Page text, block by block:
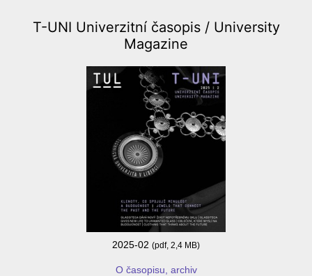
T-UNI Univerzitní časopis / University
Magazine
2025-02 (pdf, 2,4 MB)
O časopisu, archiv